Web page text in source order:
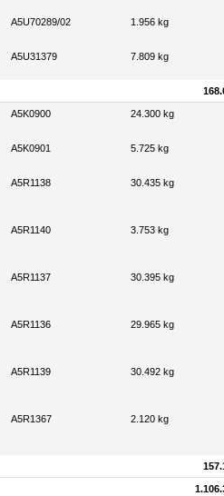
A5U70289/02 1.956 kg
A5U31379 7.809 kg
A5K0900 24.300 kg
A5K0901 5.725 kg
A5R1138 30.435 kg
A5R1140 3.753 kg
A5R1137 30.395 kg
A5R1136 29.965 kg
A5R1139 30.492 kg
A5R1367 2.120 kg